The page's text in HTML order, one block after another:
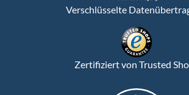
Verschlüsselte
Zertifiziert von Trusted